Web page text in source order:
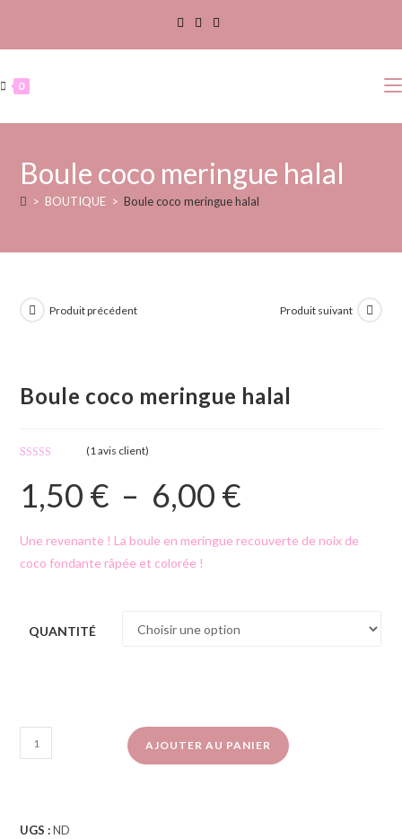
0
Boule coco meringue halal
> BOUTIQUE > Boule coco meringue halal
Produit précédent Produit suivant
Boule coco meringue halal
sur 5 basé
surnotation
(1avis client)
1,50 € – 6,00 €
Une revenante ! La boule en meringue recouverte de noix de
coco fondante râpée et colorée !
QUANTITÉ
AJOUTER AU PANIER
UGS :ND